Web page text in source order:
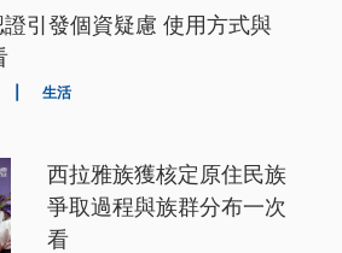
引發個資疑慮 使用方式與
生活
西拉雅族獲核定原住民族
爭取過程與族群分布一次
看